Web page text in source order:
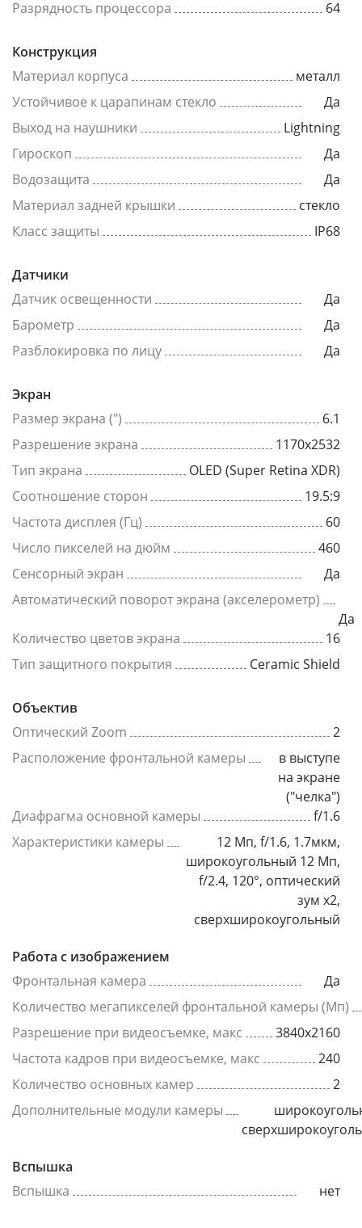
Разрядность процессора 64
Конструкция
Материал корпуса
металл
Устойчивое к царапинам стекло
Да
Выход на наушники
Lightning
Гироскоп
Да
Водозащита
Да
Материал задней крышки
стекло
Класс защиты
IP68
Датчики
Датчик освещенности
Да
Барометр
Да
Разблокировка по лицу
Да
Экран
Размер экрана (")
6.1
Разрешение экрана
1170x2532
Тип экрана
OLED (Super Retina XDR)
Соотношение сторон
19.5:9
Частота дисплея (Гц)
60
Число пикселей на дюйм
460
Сенсорный экран
Да
Автоматический поворот экрана (акселерометр)
Да
Количество цветов экрана
16
Тип защитного покрытия
Ceramic Shield
Объектив
Оптический Zoom
2
Расположение фронтальной камеры
в выступе
на экране
("челка")
Диафрагма основной камеры
f/1.6
Характеристики камеры
12 Мп, f/1.6, 1.7мкм,
широкоугольный 12 Мп,
f/2.4, 120°, оптический
зум x2,
сверхширокоугольный
Работа с изображением
Фронтальная камера
Да
Количество мегапикселей фронтальной камеры (Мп)
Разрешение при видеосъемке, макс
3840x2160
Частота кадров при видеосъемке, макс
240
Количество основных камер
2
Дополнительные модули камеры
Вспышка
Вспышка
нет